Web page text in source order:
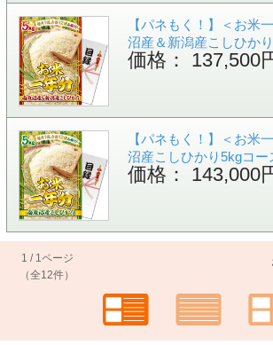
【パネもく！】＜お米
沼産＆新潟産こしひか
価格： 137,500
【パネもく！】＜お米
沼産こしひかり5kgコー
価格： 143,000
1 / 1ページ
（全12件）